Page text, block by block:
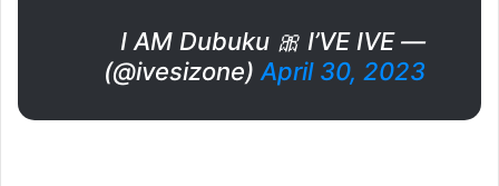
— I AM Dubuku 🎀 I’VE IVE
(@ivesizone)April 30, 2023